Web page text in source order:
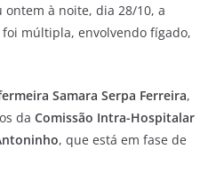
ontem à noite, dia 28/10, a
foi múltipla, envolvendo fígado,
Samara Serpa Ferreira,
da Comissão Intra-Hospitalar
, que está em fase de